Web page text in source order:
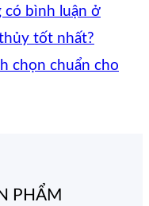
có bình luận ở
tốt nhất?
chọn chuẩn cho
PHẨM